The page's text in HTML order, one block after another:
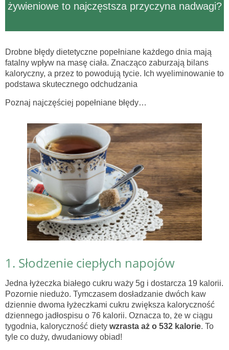
żywieniowe to najczęstsza przyczyna nadwagi?
Drobne błędy dietetyczne popełniane każdego dnia mają
fatalny wpływ na masę ciała. Znacząco zaburzają bilans
kaloryczny, a przez to powodują tycie. Ich wyeliminowanie to
podstawa skutecznego odchudzania
Poznaj najczęściej popełniane błędy…
1. Słodzenie ciepłych napojów
Jedna łyżeczka białego cukru waży 5g i dostarcza 19 kalorii.
Pozornie niedużo. Tymczasem dosładzanie dwóch kaw
dziennie dwoma łyżeczkami cukru zwiększa kaloryczność
dziennego jadłospisu o 76 kalorii. Oznacza to, że w ciągu
tygodnia, kaloryczność diety wzrasta aż o 532 kalorie. To
tyle co duży, dwudaniowy obiad!